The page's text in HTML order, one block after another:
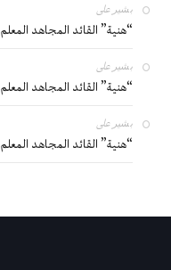
بشير على
“هنية” القائد المجاهد المعلم
بشير على
“هنية” القائد المجاهد المعلم
بشير على
“هنية” القائد المجاهد المعلم